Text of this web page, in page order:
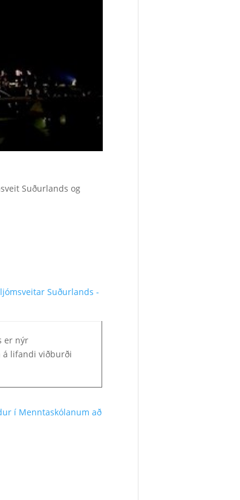
Suðurlands og
Suðurlands -
er nýr
á lifandi viðburði
í Mennta­skólanum að